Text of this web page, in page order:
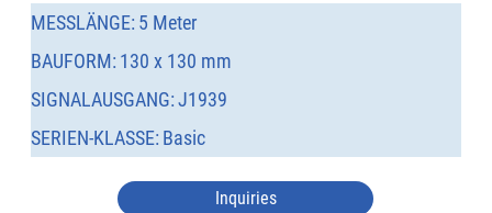
MESSLÄNGE: 5 Meter
BAUFORM: 130 x 130 mm
SIGNALAUSGANG: J1939
SERIEN-KLASSE: Basic
Inquiries